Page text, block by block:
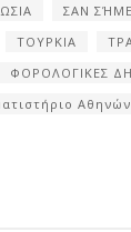
ΣΑΝ
ΤΟΥΡΚΙΑ
ΦΟΡΟΛΟΓΙΚΕΣ
Αθηνών